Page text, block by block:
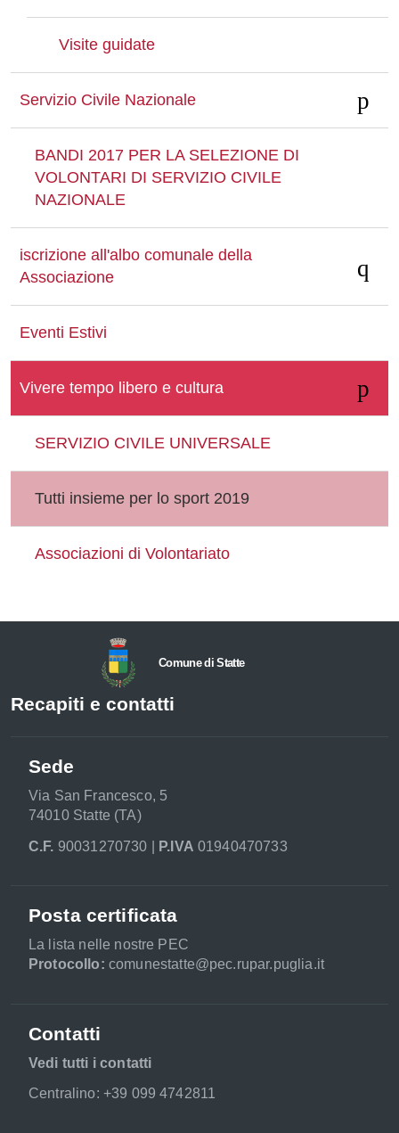
Visite guidate
Servizio Civile Nazionale
BANDI 2017 PER LA SELEZIONE DI
VOLONTARI DI SERVIZIO CIVILE
NAZIONALE
iscrizione all'albo comunale della
Associazione
Eventi Estivi
Vivere tempo libero e cultura
SERVIZIO CIVILE UNIVERSALE
Tutti insieme per lo sport 2019
Associazioni di Volontariato
Comune di Statte
Recapiti e contatti
Sede
Via San Francesco, 5
74010 Statte (TA)
C.F. 90031270730 | P.IVA 01940470733
Posta certificata
La lista nelle nostre PEC
Protocollo: comunestatte@pec.rupar.puglia.it
Contatti
Vedi tutti i contatti
Centralino: +39 099 4742811